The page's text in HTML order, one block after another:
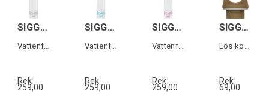
SIGG TOTAL CLEAR ONE MYPLANET Grå 0,75L
Rek
259,00
SIGG TOTAL CLEAR ONE MYPLANET Blå 0,75L
Rek
259,00
SIGG TOTAL CLEAR ONE MYPLANET Rosa 0,75L
Rek
259,00
SIGG SCREW TOP TRAVELLER MYPLANET Brun
Rek
69,00